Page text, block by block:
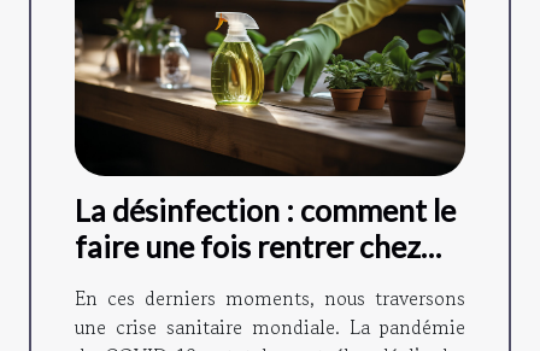
La désinfection : comment le
faire une fois rentrer chez
soi ?
En ces derniers moments, nous traversons
une crise sanitaire mondiale. La pandémie